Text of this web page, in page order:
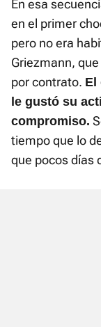
En esa
en el primer
pero no era
Griezmann,
por contrato. El
le gustó su
compromiso.
tiempo que lo
que pocos días